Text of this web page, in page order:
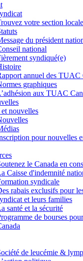
votre section locale
du président
national
syndiqué(e)
annuel des TUAC
graphiques
aux TUAC
nouvelles
pour nouvelles
le Canada en
Caisse d'indemnité
syndicale
rabais exclusifs pour
et leurs families
santé et la sécurité
de bourses
de leucémie &